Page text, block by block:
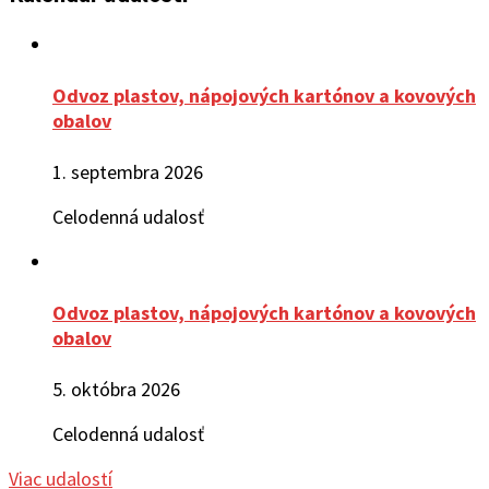
Odvoz plastov, nápojových kartónov a kovových
obalov
1. septembra 2026
Celodenná udalosť
Odvoz plastov, nápojových kartónov a kovových
obalov
5. októbra 2026
Celodenná udalosť
Viac udalostí